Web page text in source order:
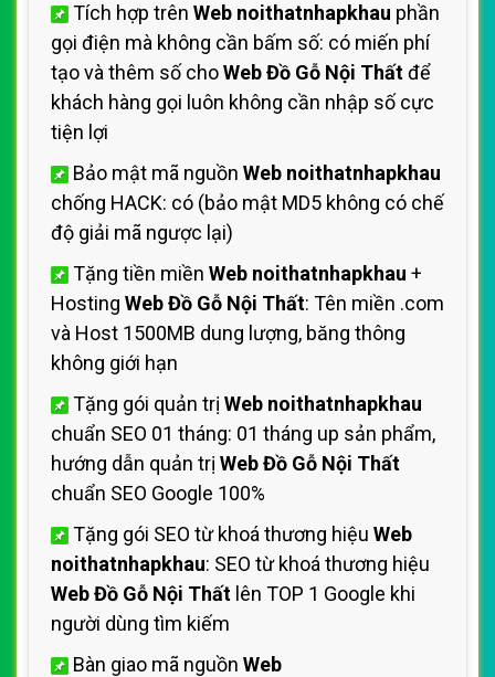
Tích hợp trên Web noithatnhapkhau phần
gọi điện mà không cần bấm số: có miến phí
tạo và thêm số choWeb Đồ Gỗ Nội Thấtđể
khách hàng gọi luôn không cần nhập số cực
tiện lợi
Bảo mật mã nguồn Web noithatnhapkhau
chống HACK: có (bảo mật MD5 không có chế
độ giải mã ngược lại)
Tặng tiền miền Web noithatnhapkhau +
Hosting Web Đồ Gỗ Nội Thất: Tên miền .com
và Host 1500MB dung lượng, băng thông
không giới hạn
Tặng gói quản trị Web noithatnhapkhau
chuẩn SEO 01 tháng: 01 tháng up sản phẩm,
hướng dẫn quản trị Web Đồ Gỗ Nội Thất
chuẩn SEO Google 100%
Tặng gói SEO từ khoá thương hiệu Web
noithatnhapkhau: SEO từ khoá thương hiệu
Web Đồ Gỗ Nội Thất lên TOP 1 Google khi
người dùng tìm kiếm
Bàn giao mã nguồn Web